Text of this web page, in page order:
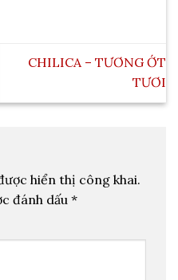
CHILICA – TƯƠNG ỚT
TƯƠI
hiển thị công khai.
đánh dấu *